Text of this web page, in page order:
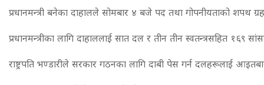
प्रधानमन्त्री बनेका दाहालले सोमबार ४ बजे पद तथा गोपनीयताको शपथ
प्रधानमन्त्रीका लागि दाहाललाई सात दल र तीन तीन स्वतन्त्रसहित १६९
राष्ट्रपति भण्डारीले सरकार गठनका लागि दाबी पेस गर्न दलहरूलाई